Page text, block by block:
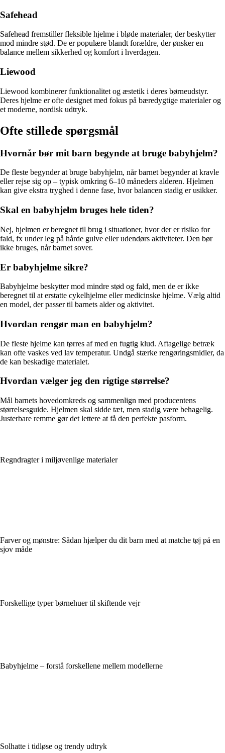
Safehead
Safehead fremstiller fleksible hjelme i bløde materialer, der beskytter
mod mindre stød. De er populære blandt forældre, der ønsker en
balance mellem sikkerhed og komfort i hverdagen.
Liewood
Liewood kombinerer funktionalitet og æstetik i deres børneudstyr.
Deres hjelme er ofte designet med fokus på bæredygtige materialer og
et moderne, nordisk udtryk.
Ofte stillede spørgsmål
Hvornår bør mit barn begynde at bruge babyhjelm?
De fleste begynder at bruge babyhjelm, når barnet begynder at kravle
eller rejse sig op – typisk omkring 6–10 måneders alderen. Hjelmen
kan give ekstra tryghed i denne fase, hvor balancen stadig er usikker.
Skal en babyhjelm bruges hele tiden?
Nej, hjelmen er beregnet til brug i situationer, hvor der er risiko for
fald, fx under leg på hårde gulve eller udendørs aktiviteter. Den bør
ikke bruges, når barnet sover.
Er babyhjelme sikre?
Babyhjelme beskytter mod mindre stød og fald, men de er ikke
beregnet til at erstatte cykelhjelme eller medicinske hjelme. Vælg altid
en model, der passer til barnets alder og aktivitet.
Hvordan rengør man en babyhjelm?
De fleste hjelme kan tørres af med en fugtig klud. Aftagelige betræk
kan ofte vaskes ved lav temperatur. Undgå stærke rengøringsmidler, da
de kan beskadige materialet.
Hvordan vælger jeg den rigtige størrelse?
Mål barnets hovedomkreds og sammenlign med producentens
størrelsesguide. Hjelmen skal sidde tæt, men stadig være behagelig.
Justerbare remme gør det lettere at få den perfekte pasform.
Regndragter i miljøvenlige materialer
Farver og mønstre: Sådan hjælper du dit barn med at matche tøj på en
sjov måde
Forskellige typer børnehuer til skiftende vejr
Babyhjelme – forstå forskellene mellem modellerne
Solhatte i tidløse og trendy udtryk